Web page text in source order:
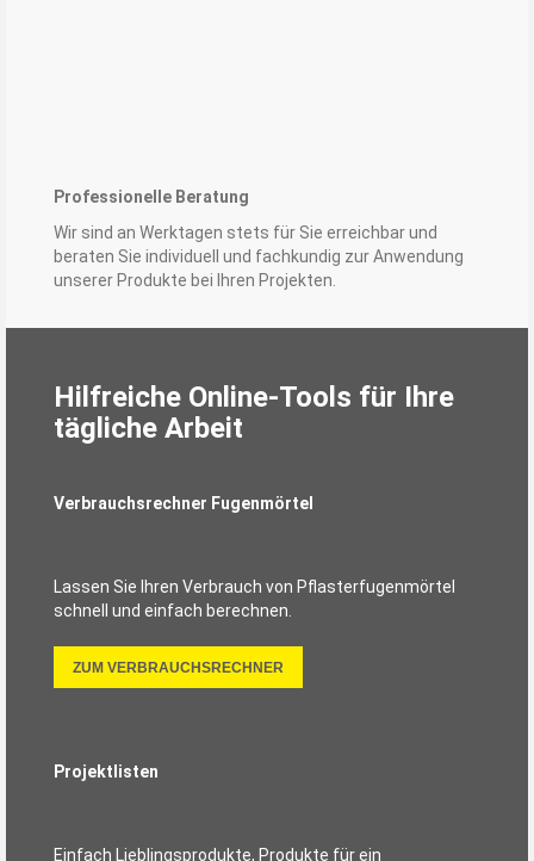
Professionelle Beratung
Wir sind an Werktagen stets für Sie erreichbar und
beraten Sie individuell und fachkundig zur Anwendung
unserer Produkte bei Ihren Projekten.
Hilfreiche Online-Tools für Ihre
tägliche Arbeit
Verbrauchsrechner Fugenmörtel
Lassen Sie Ihren Verbrauch von Pflasterfugenmörtel
schnell und einfach berechnen.
ZUM VERBRAUCHSRECHNER
Projektlisten
Einfach Lieblingsprodukte, Produkte für ein